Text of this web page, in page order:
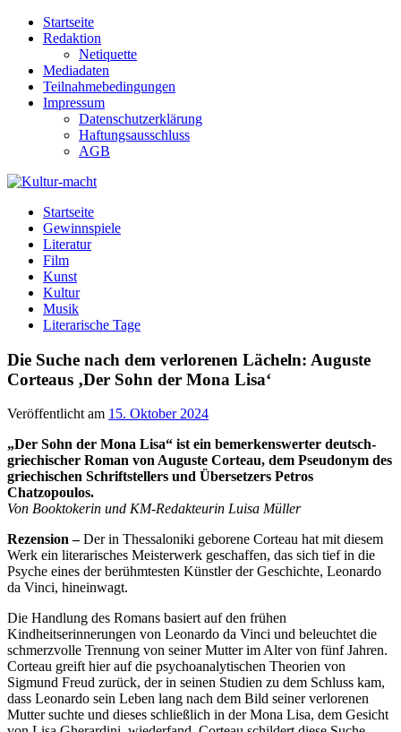
Zum
Inhalt
Startseite
Redaktion
Netiquette
Mediadaten
Teilnahmebedingungen
Impressum
Datenschutzerklärung
Haftungsausschluss
AGB
Kultur-macht
Magazin für Kunst, Literatur, Kultur, Film & Musik
Startseite
Gewinnspiele
Literatur
Film
Kunst
Kultur
Musik
Literarische Tage
Die Suche nach dem verlorenen Lächeln: Auguste
Corteaus ‚Der Sohn der Mona Lisa‘
Veröffentlicht am 15. Oktober 2024
„Der Sohn der Mona Lisa“ ist ein bemerkenswerter deutsch-
griechischer Roman von Auguste Corteau, dem Pseudonym des
griechischen Schriftstellers und Übersetzers Petros
Chatzopoulos.
Von Booktokerin und KM-Redakteurin Luisa Müller
Rezension –Der in Thessaloniki geborene Corteau hat mit diesem
Werk ein literarisches Meisterwerk geschaffen, das sich tief in die
Psyche eines der berühmtesten Künstler der Geschichte, Leonardo
da Vinci, hineinwagt.
Die Handlung des Romans basiert auf den frühen
Kindheitserinnerungen von Leonardo da Vinci und beleuchtet die
schmerzvolle Trennung von seiner Mutter im Alter von fünf Jahren.
Corteau greift hier auf die psychoanalytischen Theorien von
Sigmund Freud zurück, der in seinen Studien zu dem Schluss kam,
dass Leonardo sein Leben lang nach dem Bild seiner verlorenen
Mutter suchte und dieses schließlich in der Mona Lisa, dem Gesicht